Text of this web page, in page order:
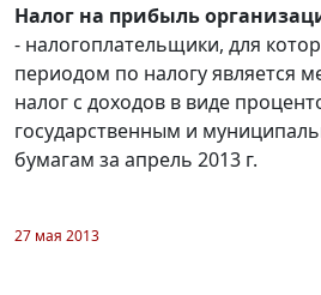
Налог на прибыль
- налогоплательщики, для
периодом по налогу является
налог с доходов в виде
государственным и
бумагам за апрель 2013 г.
27 мая 2013